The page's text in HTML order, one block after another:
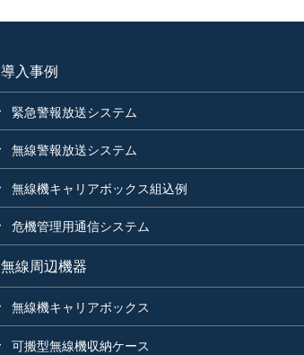
d
o
n
導入事例
緊急警報放送システム
無線警報放送システム
無線機キャリアボックス組込例
危機管理用通信システム
無線周辺機器
無線機キャリアボックス
可搬型無線機収納ケース